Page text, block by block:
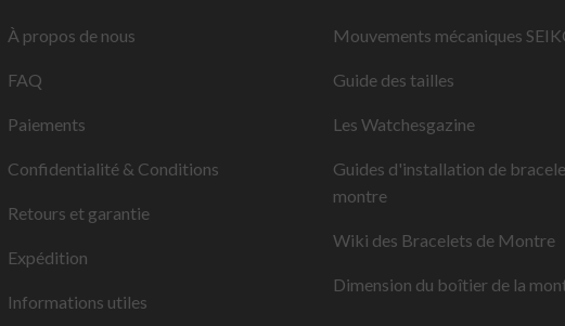
À propos de nous
FAQ
Paiements
Confidentialité & Conditions
Retours et garantie
Expédition
Informations utiles
Mouvements mécaniques
Guide des tailles
Les Watchesgazine
Guides d'installation de
montre
Wiki des Bracelets de Montre
Dimension du boîtier de la